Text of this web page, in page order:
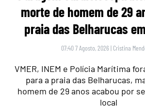
morte de homem de 29
praia das Belharucas
07:40 7 Agosto, 2026 | Cristina
VMER, INEM e Polícia Marítima
para a praia das Belharucas,
homem de 29 anos acabou por
local